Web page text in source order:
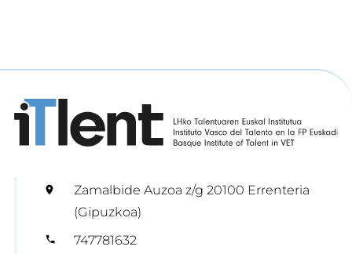
Zamalbide Auzoa z/g 20100 Errenteria
(Gipuzkoa)
747781632